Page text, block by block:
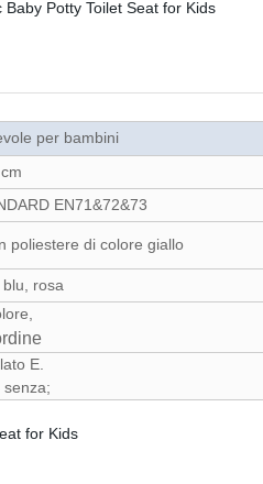
per bambini
EN71&72&73
poliestere di colore giallo
rosa
E.
senza;